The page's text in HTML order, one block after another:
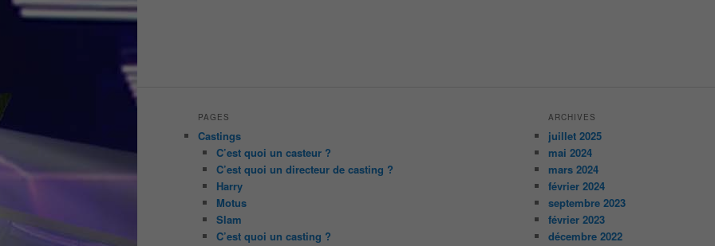
PAGES
Castings
C’est quoi un casteur ?
C’est quoi un directeur de casting ?
Harry
Motus
Slam
C’est quoi un casting ?
ARCHIVES
juillet 2025
mai 2024
mars 2024
février 2024
septembre 2023
février 2023
décembre 2022